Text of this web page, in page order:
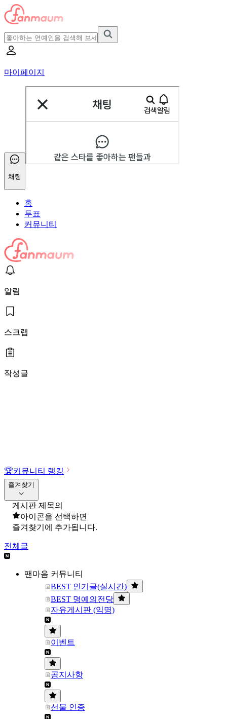
마이페이지
채팅
홈
투표
커뮤니티
알림
스크랩
작성글
🏆커뮤니티 랭킹
즐겨찾기
게시판 제목의
아이콘을 선택하면
즐겨찾기에 추가됩니다.
전체글
팬마음 커뮤니티
BEST 인기글(실시간)
BEST 명예의전당
자유게시판 (익명)
이벤트
공지사항
선물 인증